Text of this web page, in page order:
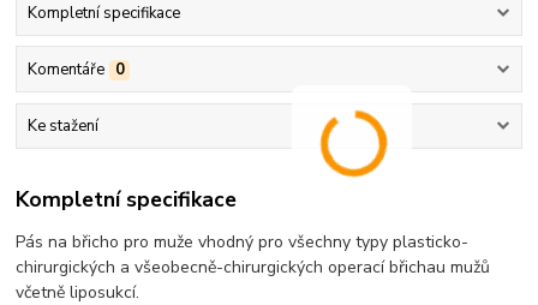
Kompletní specifikace
Komentáře 0
Ke stažení
Kompletní specifikace
Pás na břicho pro muže vhodný pro všechny typy plasticko-
chirurgických a všeobecně-chirurgických operací břichau mužů
včetně liposukcí.